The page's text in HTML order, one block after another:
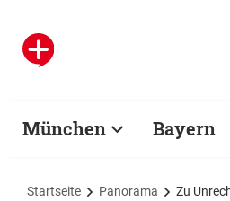
München Bayern
Startseite Panorama Zu